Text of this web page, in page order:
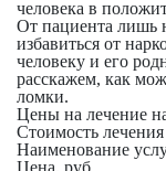
человека в
От пациента лишь
избавиться от
человеку и его
расскажем, как
ломки.
Цены на лечение
Стоимость
Наименование
Цена, руб